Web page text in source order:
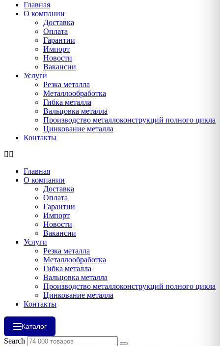
Главная
О компании
Доставка
Оплата
Гарантии
Импорт
Новости
Вакансии
Услуги
Резка металла
Металлообработка
Гибка металла
Вальцовка металла
Производство металлоконструкций полного цикла
Цинкование металла
Контакты
Главная
О компании
Доставка
Оплата
Гарантии
Импорт
Новости
Вакансии
Услуги
Резка металла
Металлообработка
Гибка металла
Вальцовка металла
Производство металлоконструкций полного цикла
Цинкование металла
Контакты
Каталог
Search